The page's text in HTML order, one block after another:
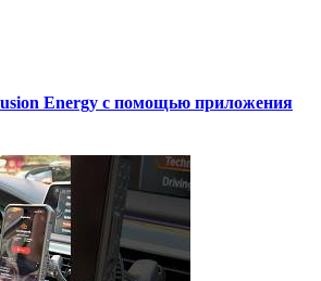
Energy с помощью приложения